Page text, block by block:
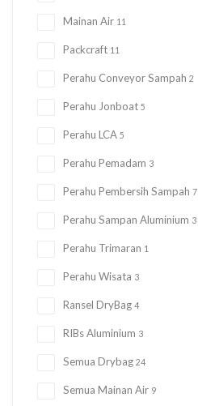
Mainan Air 11
Packcraft 11
Perahu Conveyor Sampah 2
Perahu Jonboat 5
Perahu LCA 5
Perahu Pemadam 3
Perahu Pembersih Sampah 7
Perahu Sampan Aluminium 3
Perahu Trimaran 1
Perahu Wisata 3
Ransel DryBag 4
RIBs Aluminium 3
Semua Drybag 24
Semua Mainan Air 9